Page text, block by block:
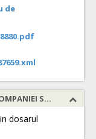
de
LISTA DOCUMENTELOR DIN DOSARUL COMPANIEI SOLICITATE
dosarul